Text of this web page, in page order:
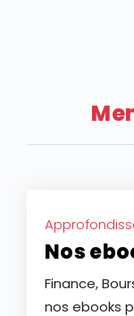
actions à
constitue-t-il
d’une baisse
Nos
Finance,
nos ebooks